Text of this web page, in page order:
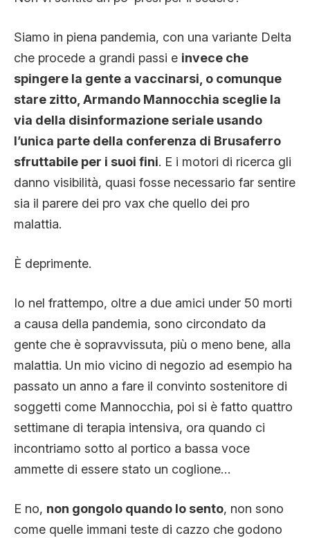
Siamo in piena pandemia, con una variante Delta
che procede a grandi passi e invece che
spingere la gente a vaccinarsi, o comunque
stare zitto, Armando Mannocchia sceglie la
via della disinformazione seriale usando
l’unica parte della conferenza di Brusaferro
sfruttabile per i suoi fini. E i motori di ricerca gli
danno visibilità, quasi fosse necessario far sentire
sia il parere dei pro vax che quello dei pro
malattia.
È deprimente.
Io nel frattempo, oltre a due amici under 50 morti
a causa della pandemia, sono circondato da
gente che è sopravvissuta, più o meno bene, alla
malattia. Un mio vicino di negozio ad esempio ha
passato un anno a fare il convinto sostenitore di
soggetti come Mannocchia, poi si è fatto quattro
settimane di terapia intensiva, ora quando ci
incontriamo sotto al portico a bassa voce
ammette di essere stato un coglione…
E no, non gongolo quando lo sento, non sono
come quelle immani teste di cazzo che godono